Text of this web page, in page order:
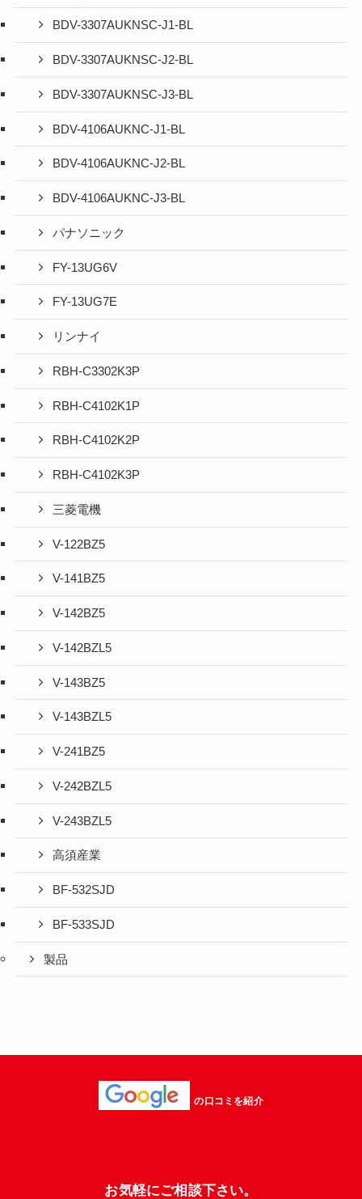
BDV-3307AUKNSC-J1-BL
BDV-3307AUKNSC-J2-BL
BDV-3307AUKNSC-J3-BL
BDV-4106AUKNC-J1-BL
BDV-4106AUKNC-J2-BL
BDV-4106AUKNC-J3-BL
パナソニック
FY-13UG6V
FY-13UG7E
リンナイ
RBH-C3302K3P
RBH-C4102K1P
RBH-C4102K2P
RBH-C4102K3P
三菱電機
V-122BZ5
V-141BZ5
V-142BZ5
V-142BZL5
V-143BZ5
V-143BZL5
V-241BZ5
V-242BZL5
V-243BZL5
高須産業
BF-532SJD
BF-533SJD
製品
の口コミを紹介
お気軽にご相談下さい。